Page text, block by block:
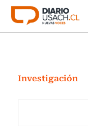
Click acá para ir
Investigación
Cultura
Programas
Investigación